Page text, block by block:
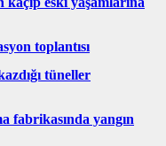
toplantısı
tüneller
fabrikasında yangın